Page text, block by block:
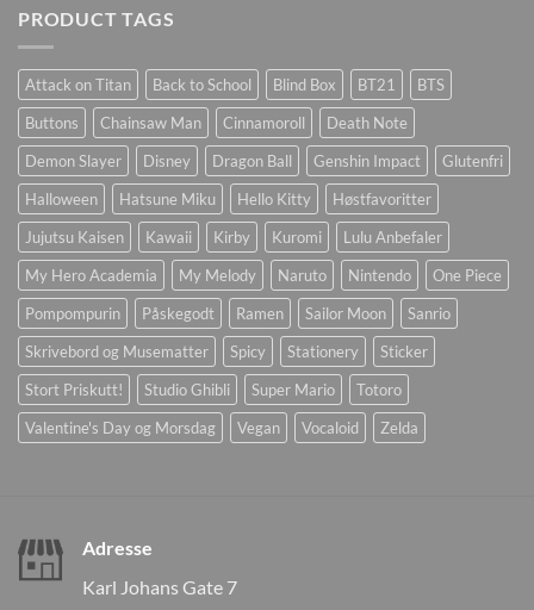
PRODUCT TAGS
Attack on Titan Back to School Blind Box BT21
BTS
Buttons
Chainsaw Man Cinnamoroll
Death Note
Demon Slayer
Disney Dragon Ball Genshin Impact
Glutenfri
Halloween
Hatsune Miku Hello Kitty
Høstfavoritter
Jujutsu Kaisen
Kawaii Kirby Kuromi
Lulu Anbefaler
My Hero Academia
My Melody Naruto Nintendo
One Piece
Pompompurin
Påskegodt Ramen Sailor Moon
Sanrio
Skrivebord og Musematter
Spicy Stationery
Sticker
Stort Priskutt!
Studio Ghibli Super Mario
Totoro
Valentine's Day og Morsdag
Vegan Vocaloid Zelda
Adresse
Karl Johans Gate 7